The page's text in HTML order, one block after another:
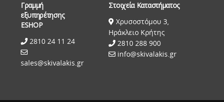
Γραμμή
εξυπηρέτησης
ESHOP
2810 24 11 24
sales@skivalakis.gr
Στοιχεία Καταστήματος
Χρυσοστόμου 3,
Ηράκλειο Κρήτης
2810 288 900
info@skivalakis.gr